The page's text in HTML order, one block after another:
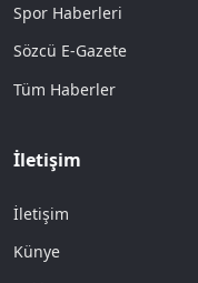
Spor Haberleri
Sözcü E-Gazete
Tüm Haberler
İletişim
İletişim
Künye